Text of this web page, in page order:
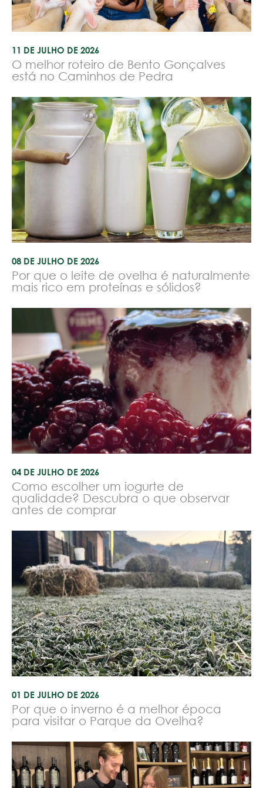
11 DE JULHO DE 2026
O melhor roteiro de Bento Gonçalves
está no Caminhos de Pedra
08 DE JULHO DE 2026
Por que o leite de ovelha é naturalmente
mais rico em proteínas e sólidos?
04 DE JULHO DE 2026
Como escolher um iogurte de
qualidade? Descubra o que observar
antes de comprar
01 DE JULHO DE 2026
Por que o inverno é a melhor época
para visitar o Parque da Ovelha?